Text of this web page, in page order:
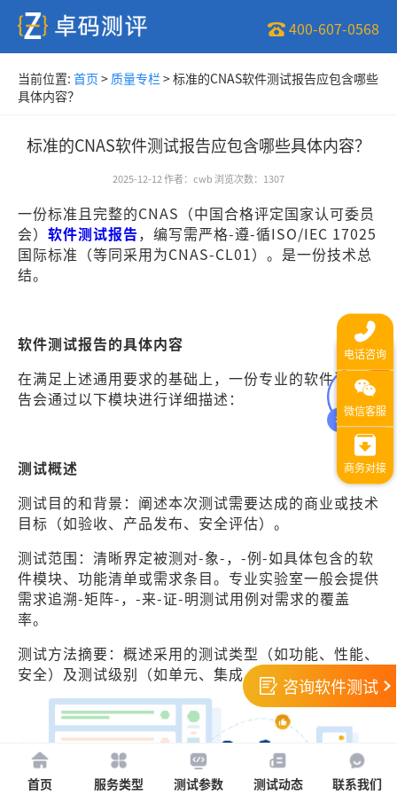
400-607-0568
当前位置: 首页 > 质量专栏 >标准的CNAS软件测试报告应包含哪些
具体内容？
标准的CNAS软件测试报告应包含哪些具体内容？
2025-12-12作者： cwb 浏览次数： 1307
一份标准且完整的CNAS（中国合格评定国家认可委员
会） 软件测试报告，编写需严格-遵-循ISO/IEC 17025
国际标准（等同采用为CNAS-CL01）。是一份技术总
结。
软件测试报告的具体内容
在满足上述通用要求的基础上，一份专业的软件测试报
告会通过以下模块进行详细描述：
测试概述
测试目的和背景：阐述本次测试需要达成的商业或技术
目标（如验收、产品发布、安全评估）。
测试范围：清晰界定被测对-象-，-例-如具体包含的软
件模块、功能清单或需求条目。专业实验室一般会提供
需求追溯-矩阵-，-来-证-明测试用例对需求的覆盖
率。
测试方法摘要：概述采用的测试类型（如功能、性能、
安全）及测试级别（如单元、集成、系统测试）。
咨询软件测试
首页 服务类型 测试参数 测试动态 联系我们